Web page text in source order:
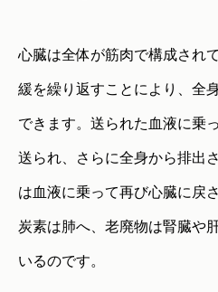
心臓は全体が筋肉で構成され
緩を繰り返すことにより、全
できます。送られた血液に乗
送られ、さらに全身から排出
は血液に乗って再び心臓に戻
炭素は肺へ、老廃物は腎臓や
いるのです。